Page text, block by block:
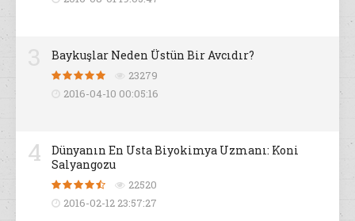
Baykuşlar Neden Üstün Bir Avcıdır?
23279
2016-04-10 00:05:16
4
Dünyanın En Usta Biyokimya Uzmanı: Koni
Salyangozu
22520
2016-02-12 23:57:27